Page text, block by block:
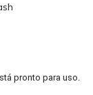
pronto para uso.